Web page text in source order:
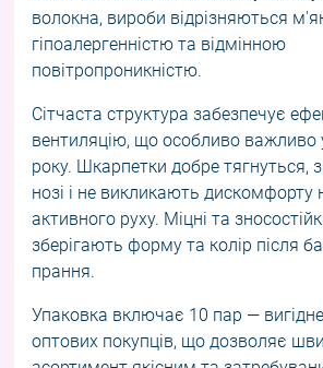
волокна, вироби відрізняються
гіпоалергенністю та відмінною
повітропроникністю.
Сітчаста структура забезпечує
вентиляцію, що особливо важливо
року. Шкарпетки добре тягнуться,
нозі і не викликають дискомфорту
активного руху. Міцні та
зберігають форму та колір після
прання.
Упаковка включає 10 пар —
оптових покупців, що дозволяє